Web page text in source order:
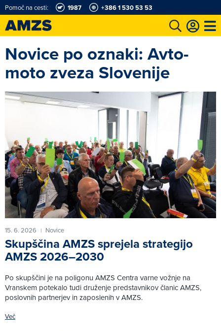
Pomoč na cesti: 1987 +386 1 530 53 53
Karting in motošportni center Najboljši za volanom Moj AMZS
Novice po oznaki: Avto-
moto zveza Slovenije
15. 6. 2026 | Novice
Skupščina AMZS sprejela strategijo
AMZS 2026–2030
Po skupščini je na poligonu AMZS Centra varne vožnje na
Vranskem potekalo tudi druženje predstavnikov članic AMZS,
poslovnih partnerjev in zaposlenih v AMZS.
Več